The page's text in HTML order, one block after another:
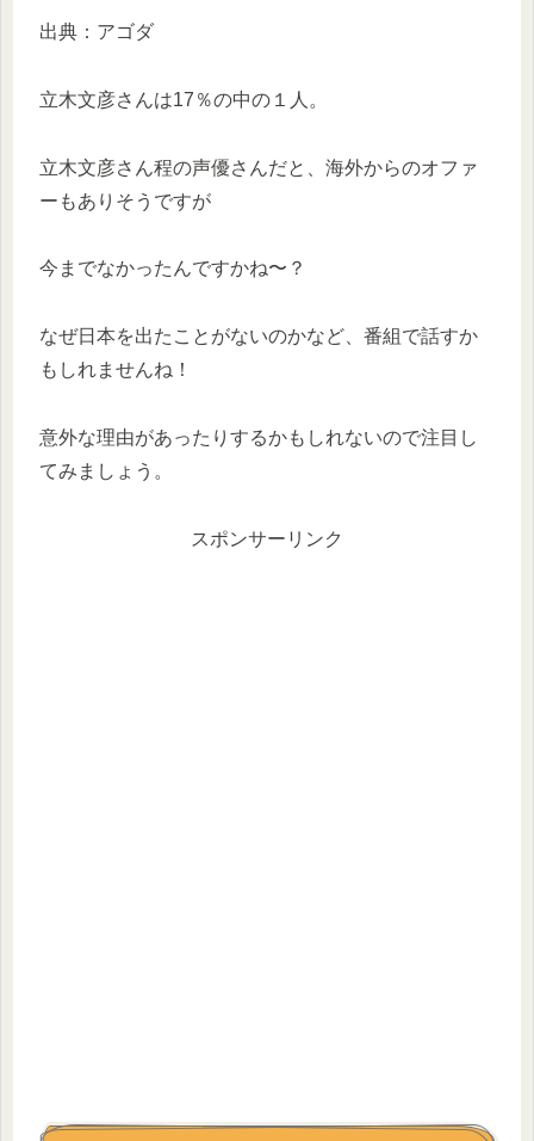
出典：アゴダ
立木文彦さんは17％の中の１人。
立木文彦さん程の声優さんだと、海外からのオファ
ーもありそうですが
今までなかったんですかね〜？
なぜ日本を出たことがないのかなど、番組で話すか
もしれませんね！
意外な理由があったりするかもしれないので注目し
てみましょう。
スポンサーリンク